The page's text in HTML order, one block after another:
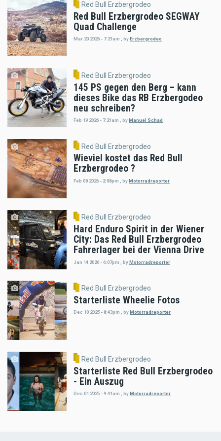
Red Bull Erzbergrodeo
Red Bull Erzbergrodeo SEGWAY
Quad Challenge
Mar 20 2026 - 7:21am byErzbergrodeo
Red Bull Erzbergrodeo
145 PS gegen den Berg – kann
dieses Bike das RB Erzbergodeo
neu schreiben?
Feb 19 2026 - 7:21am byManuel Schad
Red Bull Erzbergrodeo
Wieviel kostet das Red Bull
Erzbergrodeo ?
Feb 08 2026 - 2:08pm byMotorradreporter
Red Bull Erzbergrodeo
Hard Enduro Spirit in der Wiener
City: Das Red Bull Erzbergrodeo
Fahrerlager bei der Vienna Drive
Jan 14 2026 - 6:07pm byMotorradreporter
Red Bull Erzbergrodeo
Starterliste Wheelie Fotos
Dec 10 2025 - 8:43pm , byMotorradreporter
Red Bull Erzbergrodeo
Starterliste Red Bull Erzbergrodeo
- Ein Auszug
Dec 01 2025 - 9:41am byMotorradreporter